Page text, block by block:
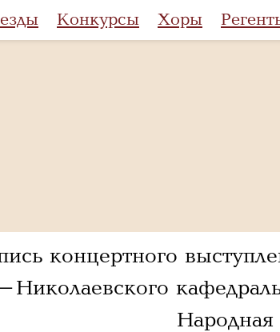
Конкурсы Хоры
концертного
Народная